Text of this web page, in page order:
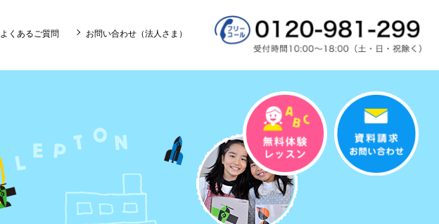
よくあるご質問 お問い合わせ（法人さま）